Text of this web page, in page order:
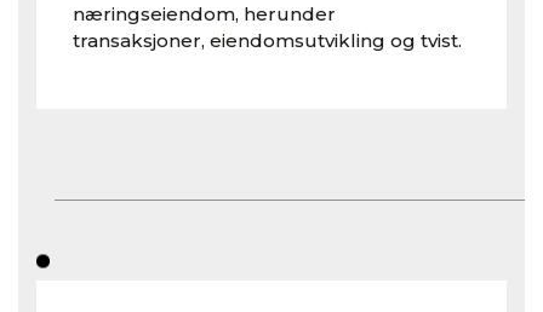
næringseiendom, herunder
transaksjoner, eiendomsutvikling og tvist.